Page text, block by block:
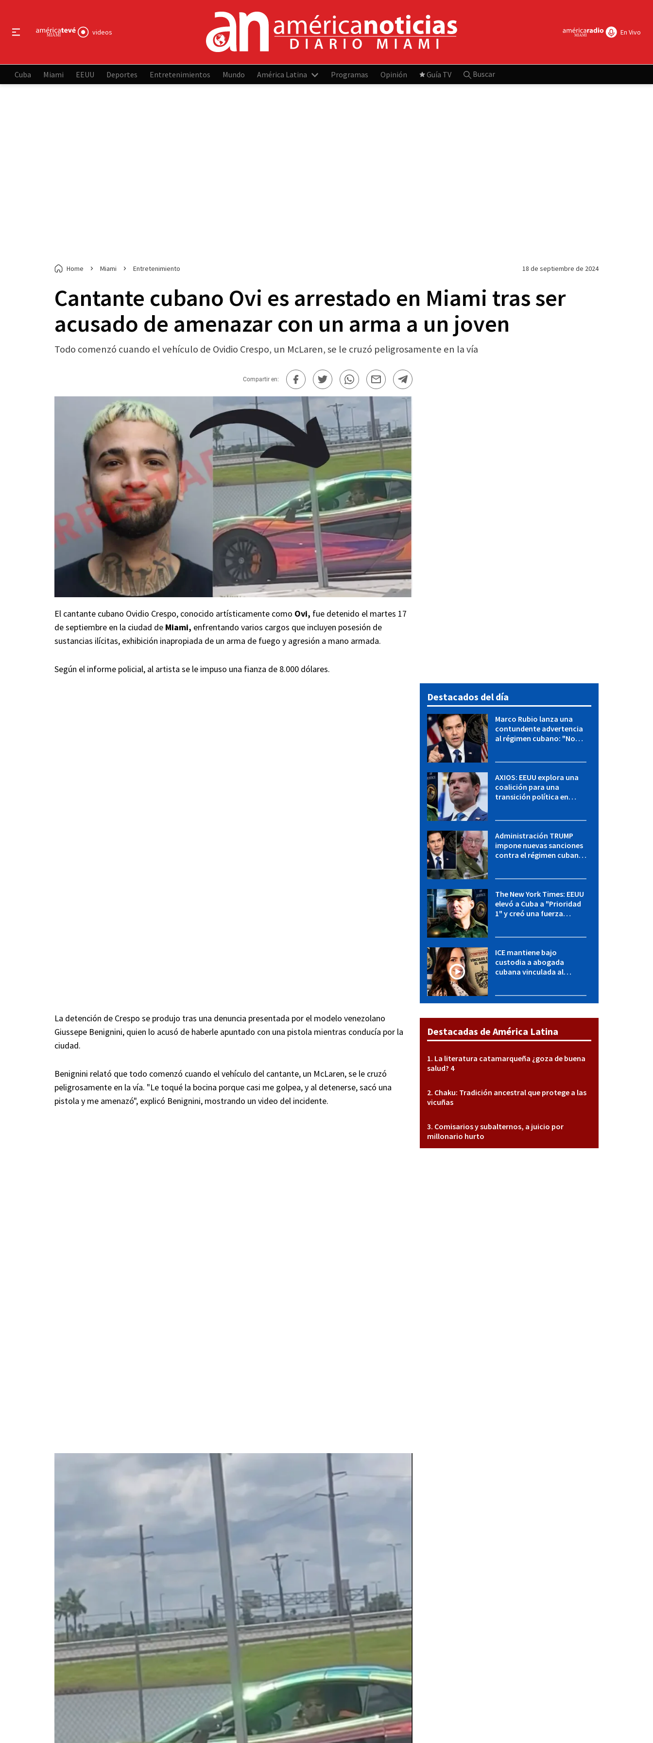
videos En Vivo
Cuba Miami EEUU Deportes Entretenimientos Mundo América Latina Programas Opinión Guía TV Buscar
Home Miami Entretenimiento 18 de septiembre de 2024
Cantante cubano Ovi es arrestado en Miami tras ser
acusado de amenazar con un arma a un joven
Todo comenzó cuando el vehículo de Ovidio Crespo, un McLaren, se le cruzó peligrosamente en la vía
Compartir en:
El cantante cubano Ovidio Crespo, conocido artísticamente como Ovi, fue detenido el martes 17
de septiembre en la ciudad de Miami, enfrentando varios cargos que incluyen posesión de
sustancias ilícitas, exhibición inapropiada de un arma de fuego y agresión a mano armada.
Según el informe policial, al artista se le impuso una fianza de 8.000 dólares.
La detención de Crespo se produjo tras una denuncia presentada por el modelo venezolano
Giussepe Benignini, quien lo acusó de haberle apuntado con una pistola mientras conducía por la
ciudad.
Benignini relató que todo comenzó cuando el vehículo del cantante, un McLaren, se le cruzó
peligrosamente en la vía. "Le toqué la bocina porque casi me golpea, y al detenerse, sacó una
pistola y me amenazó", explicó Benignini, mostrando un video del incidente.
Destacados del día
Marco Rubio lanza una
contundente advertencia
al régimen cubano: "No
AXIOS: EEUU explora una
coalición para una
transición política en
Administración TRUMP
impone nuevas sanciones
contra el régimen cubano:
The New York Times: EEUU
elevó a Cuba a "Prioridad
1" y creó una fuerza
ICE mantiene bajo
custodia a abogada
cubana vinculada al
Destacadas de América Latina
La literatura catamarqueña ¿goza de buena
salud? 4
Chaku: Tradición ancestral que protege a las
vicuñas
Comisarios y subalternos, a juicio por
millonario hurto